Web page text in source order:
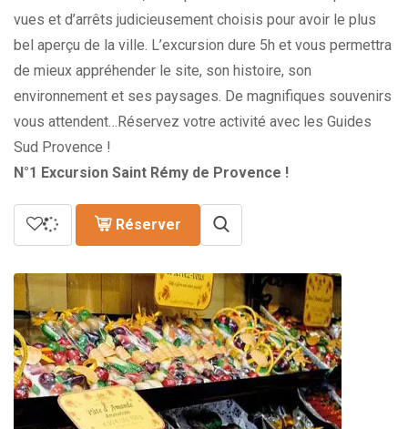
vues et d’arrêts judicieusement choisis pour avoir le plus
bel aperçu de la ville. L’excursion dure 5h et vous permettra
de mieux appréhender le site, son histoire, son
environnement et ses paysages. De magnifiques souvenirs
vous attendent…Réservez votre activité avec les Guides
Sud Provence !
N°1 Excursion Saint Rémy de Provence !
Réserver